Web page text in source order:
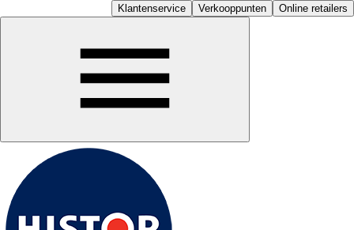
Klantenservice Verkooppunten Online retailers